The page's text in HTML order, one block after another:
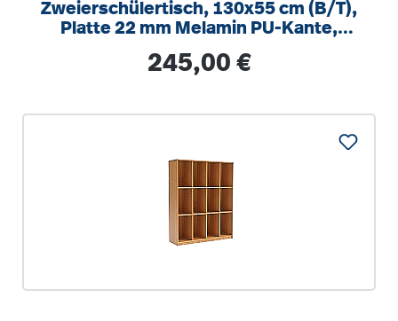
Zweierschülertisch, 130x55 cm (B/T),
Platte 22 mm Melamin PU-Kante,
Regulärer Preis:
245,00 €